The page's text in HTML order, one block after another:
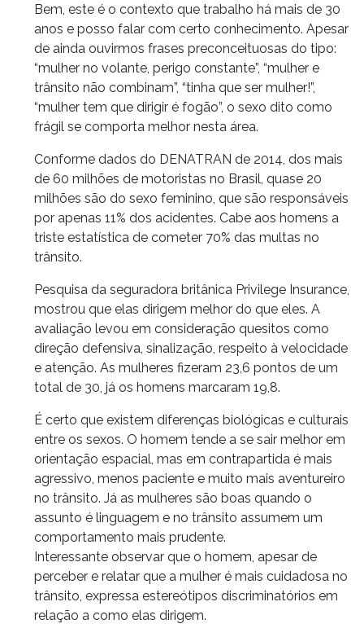
Bem, este é o contexto que trabalho há mais de 30
anos e posso falar com certo conhecimento. Apesar
de ainda ouvirmos frases preconceituosas do tipo:
“mulher no volante, perigo constante”, “mulher e
trânsito não combinam”, “tinha que ser mulher!”,
“mulher tem que dirigir é fogão”, o sexo dito como
frágil se comporta melhor nesta área.
Conforme dados do DENATRAN de 2014, dos mais
de 60 milhões de motoristas no Brasil, quase 20
milhões são do sexo feminino, que são responsáveis
por apenas 11% dos acidentes. Cabe aos homens a
triste estatística de cometer 70% das multas no
trânsito.
Pesquisa da seguradora britânica Privilege Insurance,
mostrou que elas dirigem melhor do que eles. A
avaliação levou em consideração quesitos como
direção defensiva, sinalização, respeito à velocidade
e atenção. As mulheres fizeram 23,6 pontos de um
total de 30, já os homens marcaram 19,8.
É certo que existem diferenças biológicas e culturais
entre os sexos. O homem tende a se sair melhor em
orientação espacial, mas em contrapartida é mais
agressivo, menos paciente e muito mais aventureiro
no trânsito. Já as mulheres são boas quando o
assunto é linguagem e no trânsito assumem um
comportamento mais prudente.
Interessante observar que o homem, apesar de
perceber e relatar que a mulher é mais cuidadosa no
trânsito, expressa estereótipos discriminatórios em
relação a como elas dirigem.